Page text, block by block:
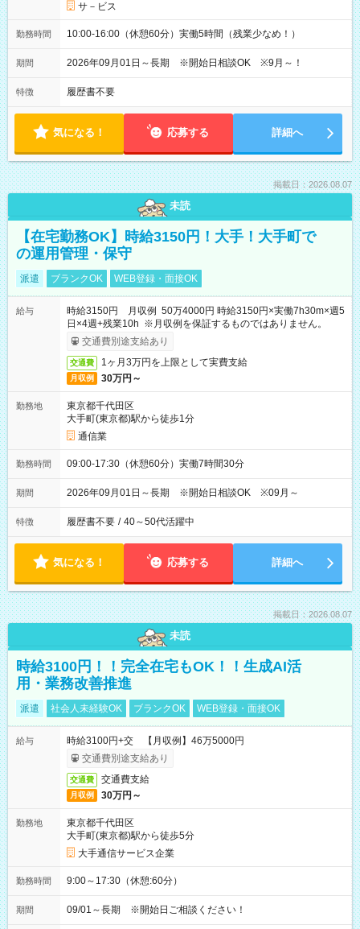
サ－ビス
勤務時間 10:00-16:00（休憩60分）実働5時間（残業少なめ！）
期間 2026年09月01日～長期 ※開始日相談OK ※9月～！
特徴 履歴書不要
気になる！ 応募する 詳細へ
掲載日：2026.08.07
未読
【在宅勤務OK】時給3150円！大手！大手町で
の運用管理・保守
派遣 ブランクOK WEB登録・面接OK
給与
時給3150円 月収例 50万4000円 時給3150円×実働7h30m×週5
日×4週+残業10h ※月収例を保証するものではありません。
交通費別途支給あり
交通費 1ヶ月3万円を上限として実費支給
月収例 30万円～
勤務地
東京都千代田区
大手町(東京都)駅から徒歩1分
通信業
勤務時間 09:00-17:30（休憩60分）実働7時間30分
期間 2026年09月01日～長期 ※開始日相談OK ※09月～
特徴 履歴書不要 / 40～50代活躍中
気になる！ 応募する 詳細へ
掲載日：2026.08.07
未読
時給3100円！！完全在宅もOK！！生成AI活
用・業務改善推進
派遣 社会人未経験OK ブランクOK WEB登録・面接OK
給与
時給3100円+交 【月収例】46万5000円
交通費別途支給あり
交通費 交通費支給
月収例 30万円～
勤務地
東京都千代田区
大手町(東京都)駅から徒歩5分
大手通信サービス企業
勤務時間 9:00～17:30（休憩:60分）
期間 09/01～長期 ※開始日ご相談ください！